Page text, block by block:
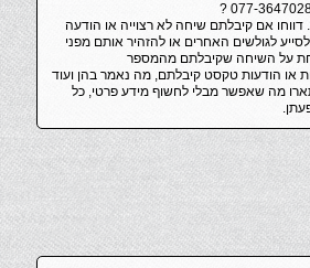
אם קיבלתם שיחה לא רצוייה או הודעה
לגולשים האחרים או להזהיר אותם מפני
על השיחה שקיבלתם מהמספר
כמה שיחות או הודעות טקסט קיבלתם, מה נאמר בהן ועוד
מה שאפשר מבלי לחשוף מידע פרטי, כל